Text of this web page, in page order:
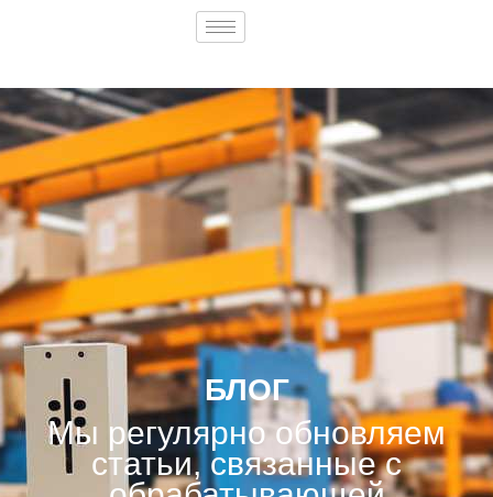
БЛОГ
Мы регулярно обновляем
статьи, связанные с